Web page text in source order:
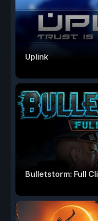
Uplink
Bulletstorm: Full